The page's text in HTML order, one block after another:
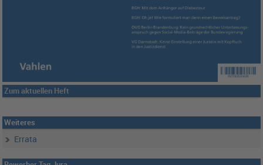
Zum aktuellen Heft
Weiteres
Errata